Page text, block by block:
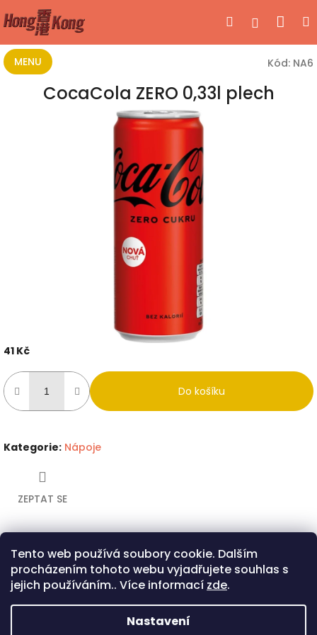
Tento web používá soubory cookie. Dalším
procházením tohoto webu vyjadřujete souhlas s
jejich používáním.. Více informací zde.
Nastavení
na
obsah
Hledat
MENU Kód: NA6
CocaCola ZERO 0,33l plech
41 Kč
cena:
Do košíku
Kategorie: Nápoje
ZEPTAT SE
TwitterFacebook
Popis Diskuze
Popis produktu není dostupný